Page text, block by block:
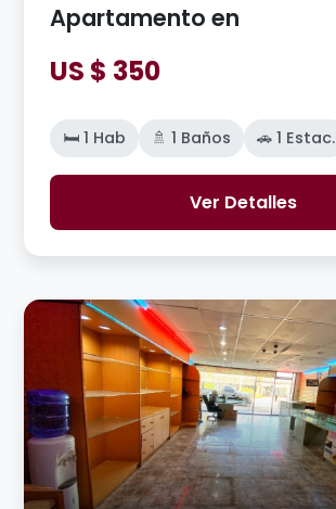
Apartamento en
US $ 350
🛏️ 1 Hab 🚿 1 Baños 🚗 1 Estac.
Ver Detalles